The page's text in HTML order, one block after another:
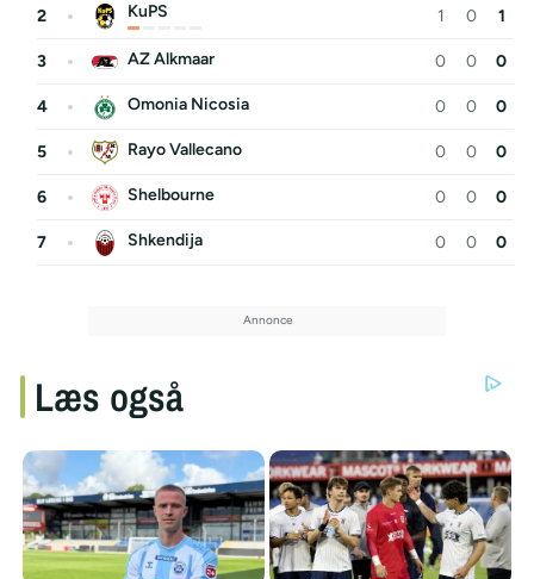
2 KuPS 1 0 1
3 AZ Alkmaar 0 0 0
4 Omonia Nicosia 0 0 0
5 Rayo Vallecano 0 0 0
6 Shelbourne 0 0 0
7 Shkendija 0 0 0